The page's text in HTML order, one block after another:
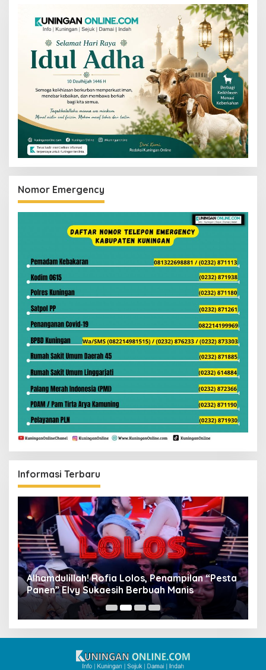
Nomor Emergency
Informasi Terbaru
Alhamdulillah! Rofia Lolos, Penampilan “Pesta
Panen” Elvy Sukaesih Berbuah Manis